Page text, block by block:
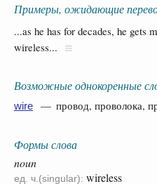
Примеры, ожидающие
...as he has for decades, he gets
wireless...
Возможные однокоренные
wire — провод, проволока,
Формы слова
noun
ед. ч.(singular): wireless